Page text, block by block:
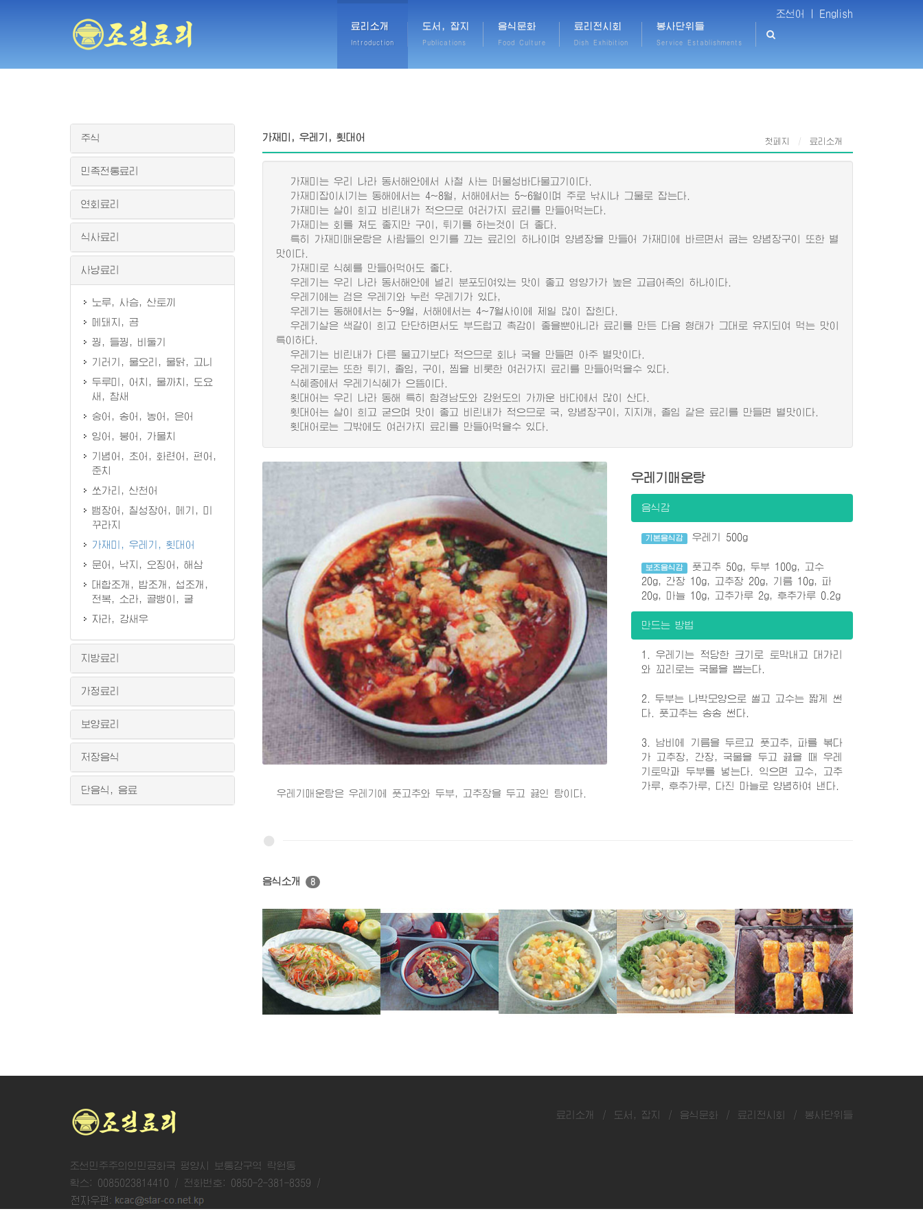
조선어 | English
료리소개
Introduction
도서, 잡지
Publications
음식문화
Food Culture
료리전시회
Dish Exhibition
봉사단위들
Service Establishments
가재미, 우레기, 횟대어 첫페지 료리소개
가재미는 우리 나라 동서해안에서 사철 사는 머물성바다물고기이다.
가재미잡이시기는 동해에서는 4~8월, 서해에서는 5~6월이며 주로 낚시나 그물로 잡는다.
가재미는 살이 희고 비린내가 적으므로 여러가지 료리를 만들어먹는다.
가재미는 회를 쳐도 좋지만 구이, 튀기를 하는것이 더 좋다.
특히 가재미매운탕은 사람들의 인기를 끄는 료리의 하나이며 양념장을 만들어 가재미에 바르면서 굽는 양념장구이 또한 별
맛이다.
가재미로 식혜를 만들어먹어도 좋다.
우레기는 우리 나라 동서해안에 널리 분포되여있는 맛이 좋고 영양가가 높은 고급어족의 하나이다.
우레기에는 검은 우레기와 누런 우레기가 있다,
우레기는 동해에서는 5~9월, 서해에서는 4~7월사이에 제일 많이 잡힌다.
우레기살은 색갈이 희고 단단하면서도 부드럽고 촉감이 좋을뿐아니라 료리를 만든 다음 형태가 그대로 유지되여 먹는 맛이
특이하다.
우레기는 비린내가 다른 물고기보다 적으므로 회나 국을 만들면 아주 별맛이다.
우레기로는 또한 튀기, 졸임, 구이, 찜을 비롯한 여러가지 료리를 만들어먹을수 있다.
식혜중에서 우레기식혜가 으뜸이다.
횟대어는 우리 나라 동해 특히 함경남도와 강원도의 가까운 바다에서 많이 산다.
횟대어는 살이 희고 굳으며 맛이 좋고 비린내가 적으므로 국, 양념장구이, 지지개, 졸임 같은 료리를 만들면 별맛이다.
횟대어로는 그밖에도 여러가지 료리를 만들어먹을수 있다.
우레기매운탕은 우레기에 풋고추와 두부, 고추장을 두고 끓인 탕이다.
우레기매운탕
음식감
기본음식감 우레기 500g
보조음식감
풋고추 50g, 두부 100g, 고수
20g, 간장 10g, 고추장 20g, 기름 10g, 파
20g, 마늘 10g, 고추가루 2g, 후추가루 0.2g
만드는 방법
1. 우레기는 적당한 크기로 토막내고 대가리
와 꼬리로는 국물을 뽑는다.
2. 두부는 나박모양으로 썰고 고수는 짧게 썬
다. 풋고추는 송송 썬다.
3. 남비에 기름을 두르고 풋고추, 파를 볶다
가 고추장, 간장, 국물을 두고 끓을 때 우레
기토막과 두부를 넣는다. 익으면 고수, 고추
가루, 후추가루, 다진 마늘로 양념하여 낸다.
음식소개 8
주식
민족전통료리
연회료리
식사료리
사냥료리
노루, 사슴, 산토끼
메돼지, 곰
꿩, 들꿩, 비둘기
기러기, 물오리, 물닭, 고니
두루미, 어치, 물까치, 도요
새, 참새
숭어, 송어, 농어, 은어
잉어, 붕어, 가물치
기념어, 초어, 화련어, 편어,
준치
쏘가리, 산천어
뱀장어, 칠성장어, 메기, 미
꾸라지
가재미, 우레기, 횟대어
문어, 낙지, 오징어, 해삼
대합조개, 밥조개, 섭조개,
전복, 소라, 골뱅이, 굴
자라, 강새우
지방료리
가정료리
보양료리
저장음식
단음식, 음료
조선민주주의인민공화국 평양시 보통강구역 락원동
확스: 0085023814410 / 전화번호: 0850-2-381-8359 /
료리소개 / 도서, 잡지 / 음식문화 / 료리전시회 / 봉사단위들